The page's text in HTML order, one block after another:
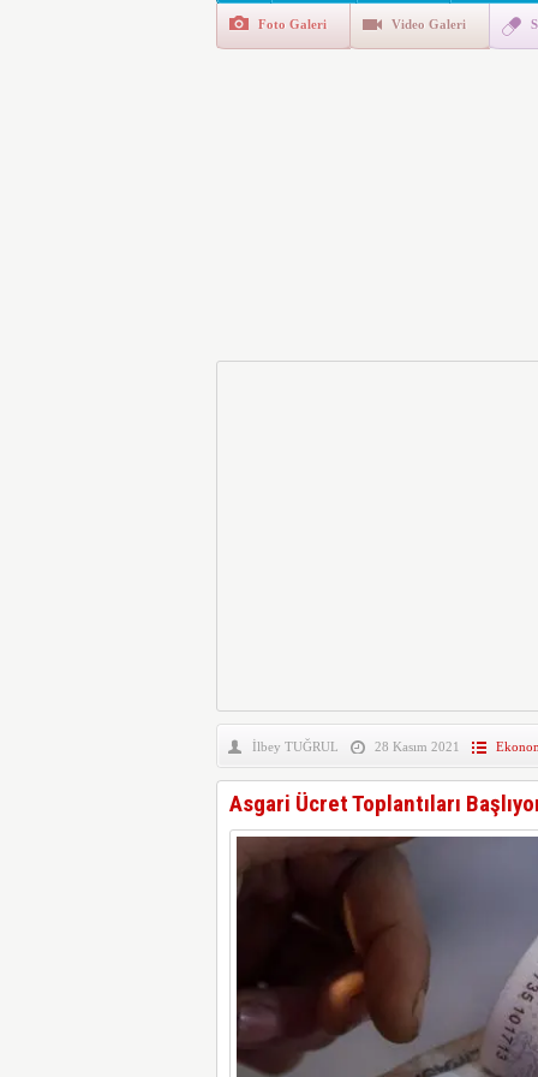
Polis Akademisi İç
Foto Galeri Video Galeri
İlbey TUĞRUL 28 Kasım 2021
Asgari Ücret Toplantıları